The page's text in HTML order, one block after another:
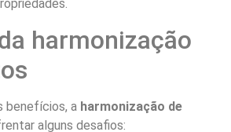
de vida dos moradores. Uma
mas também reduz custos a longo
ao considerar a instalação de
é possível não apenas otimizar
também garantir uma infraestrutura
nas áreas rurais.